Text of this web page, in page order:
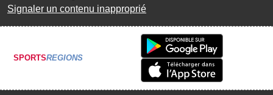
Signaler un contenu inapproprié
SPORTSREGIONS